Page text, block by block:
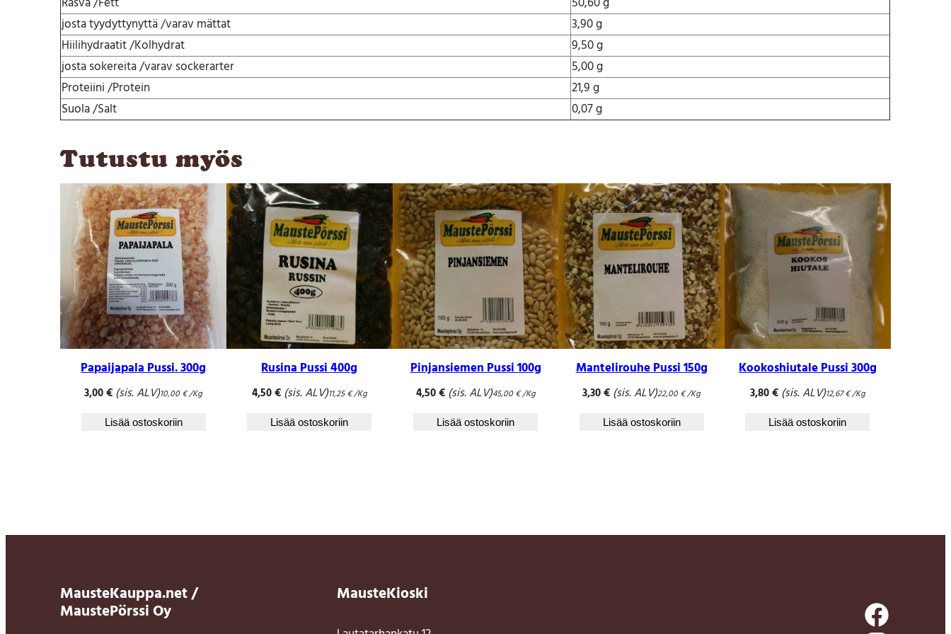
r
josta tyydyttynyttä /varav mättat
3,90 g
Hiilihydraatit /Kolhydrat
9,50 g
josta sokereita /varav sockerarter
5,00 g
Proteiini /Protein
21,9 g
Suola /Salt
0,07 g
Tutustu myös
Papaijapala Pussi. 300g
3,00€ (sis. ALV)10,00€/Kg
Lisää ostoskoriin
Rusina Pussi 400g
4,50€ (sis. ALV)11,25€/Kg
Lisää ostoskoriin
Pinjansiemen Pussi 100g
4,50€ (sis. ALV)45,00€/Kg
Lisää ostoskoriin
Mantelirouhe Pussi 150g
3,30€ (sis. ALV)22,00€/Kg
Lisää ostoskoriin
Kookoshiutale Pussi 300g
3,80€ (sis. ALV)12,67€/Kg
Lisää ostoskoriin
MausteKauppa.net /
MaustePörssi Oy
MausteKioski Facebook